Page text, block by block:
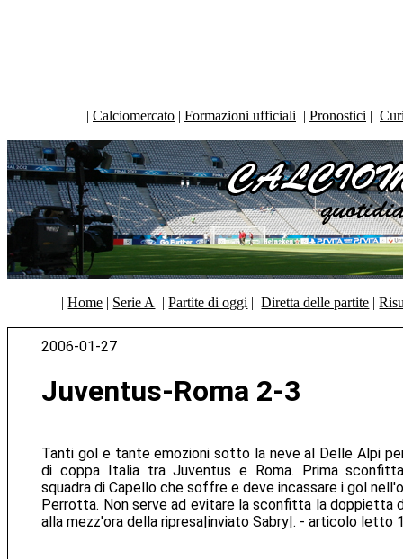
| Calciomercato | Formazioni ufficiali | Pronostici |
|Home | Serie A |Partite di oggi |Diretta delle partite |
2006-01-27
Juventus-Roma 2-3
Tanti gol e tante emozioni sotto la neve al Delle Alpi
di coppa Italia tra Juventus e Roma. Prima
squadra di Capello che soffre e deve incassare i gol
Perrotta. Non serve ad evitare la sconfitta la doppietta
alla mezz'ora della ripresa|inviato Sabry|. - articolo letto